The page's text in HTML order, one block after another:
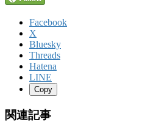
Facebook
X
Bluesky
Threads
Hatena
LINE
Copy
関連記事